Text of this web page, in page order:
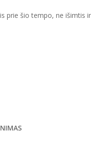
šio tempo, ne išimtis